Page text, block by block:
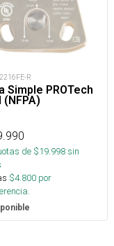
R
Simple PROTech
(NFPA)
de $19.998sin
$4.800 por